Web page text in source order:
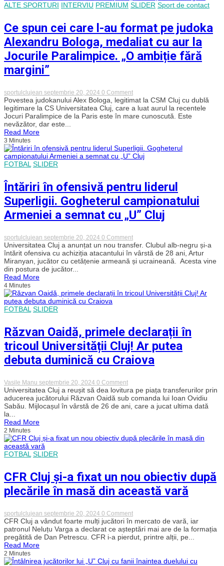
ALTE SPORTURI INTERVIU PREMIUM SLIDER Sport de contact
Ce spun cei care l-au format pe judoka
Alexandru Bologa, medaliat cu aur la
Jocurile Paralimpice. „O ambiție fără
margini”
sportulclujean septembrie 20, 2024 0 Commenton
Ce
spun
cei
care
pe
judoka
Alexandru
aur
Jocurile
Paralimpice.
„O
margini”
Povestea judokanului Alex Bologa, legitimat la CSM Cluj cu dublă
legitimare la CS Universitatea Cluj, care a luat aurul la recentele
Jocuri Paralimpice de la Paris este în mare cunoscută. Este
nevăzător, dar este...
Read More
3 Minutes
FOTBAL SLIDER
Întăriri în ofensivă pentru liderul
Superligii. Gogheterul campionatului
Armeniei a semnat cu „U” Cluj
sportulclujean septembrie 20, 2024 0 Commenton
Întăriri
în
ofensivă
pentru
campionatului
„U”
Cluj
Universitatea Cluj a anunțat un nou transfer. Clubul alb-negru și-a
întărit ofensiva cu achiziția atacantului în vârstă de 28 ani, Artur
Miranyan, jucător cu cetățenie armeană și ucraineană. Acesta vine
din postura de jucător...
Read More
4 Minutes
FOTBAL SLIDER
Răzvan Oaidă, primele declarații în
tricoul Universității Cluj! Ar putea
debuta duminică cu Craiova
Vasile Manu septembrie 20, 2024 0 Commenton
Răzvan
Oaidă,
primele
declarații
Cluj!
Craiova
Universitatea Cluj a reușit să dea lovitura pe piața transferurilor prin
aducerea jucătorului Răzvan Oaidă sub comanda lui Ioan Ovidiu
Sabău. Mijlocașul în vârstă de 26 de ani, care a jucat ultima dată
la...
Read More
2 Minutes
FOTBAL SLIDER
CFR Cluj și-a fixat un nou obiectiv după
plecările în masă din această vară
sportulclujean septembrie 20, 2024 0 Commenton
CFR
Cluj
și-
a
nou
CFR Cluj a vândut foarte mulți jucători în mercato de vară, iar
patronul Neluțu Varga a declarat ce așteptări mai are de la formația
pregătită de Dan Petrescu. CFR i-a pierdut, printre alții, pe...
Read More
2 Minutes